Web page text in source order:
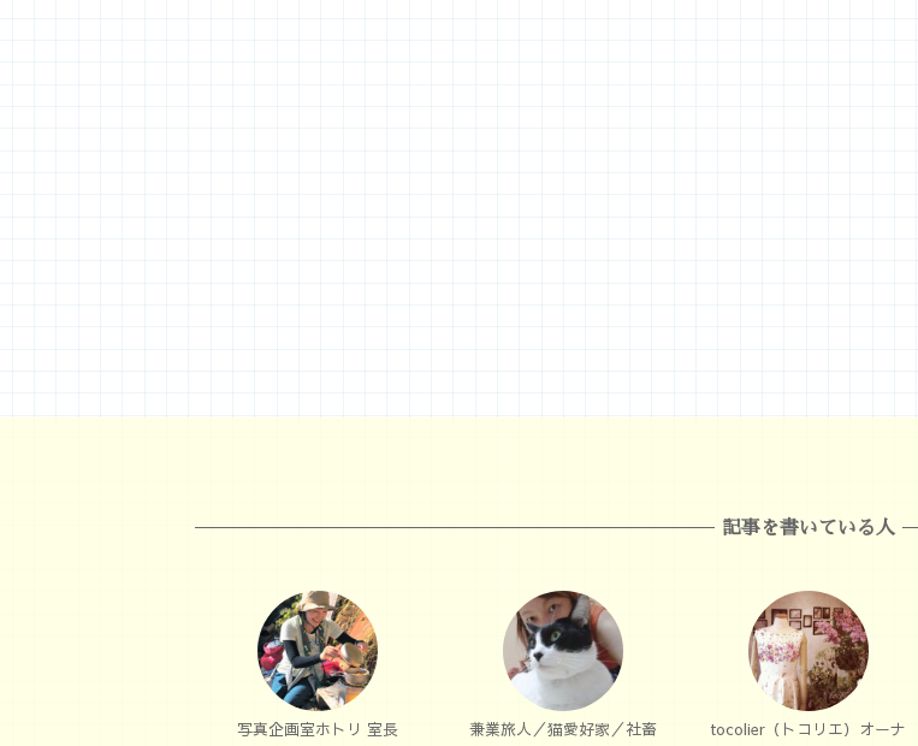
記事を書いている人
写真企画室ホトリ 室長 兼業旅人／猫愛好家／社畜
tocolier（トコリエ）オーナ